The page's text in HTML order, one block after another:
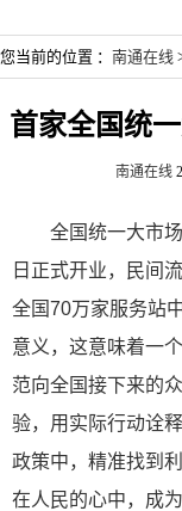
您当前的位置 ： 南通在线
首家全国统
南通在线
全国统一大市
日正式开业，民间
全国70万家服务站
意义，这意味着一
范向全国接下来的
验，用实际行动诠
政策中，精准找到
在人民的心中，成